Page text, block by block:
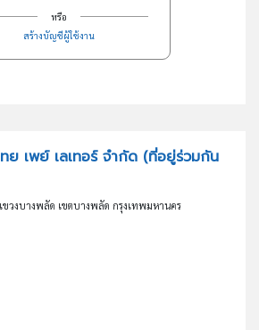
หรือ
สร้างบัญชีผู้ใช้งาน
ย เพย์ เลเทอร์ จำกัด (ที่อยู่ร่วมกัน
วงบางพลัด เขตบางพลัด กรุงเทพมหานคร